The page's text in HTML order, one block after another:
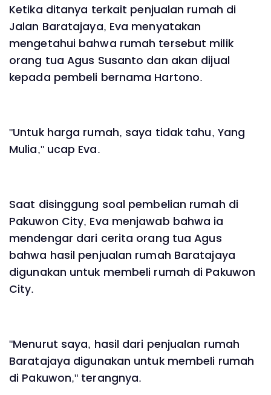
Ketika ditanya terkait penjualan rumah di
Jalan Baratajaya, Eva menyatakan
mengetahui bahwa rumah tersebut milik
orang tua Agus Susanto dan akan dijual
kepada pembeli bernama Hartono.
"Untuk harga rumah, saya tidak tahu, Yang
Mulia," ucap Eva.
Saat disinggung soal pembelian rumah di
Pakuwon City, Eva menjawab bahwa ia
mendengar dari cerita orang tua Agus
bahwa hasil penjualan rumah Baratajaya
digunakan untuk membeli rumah di Pakuwon
City.
"Menurut saya, hasil dari penjualan rumah
Baratajaya digunakan untuk membeli rumah
di Pakuwon," terangnya.